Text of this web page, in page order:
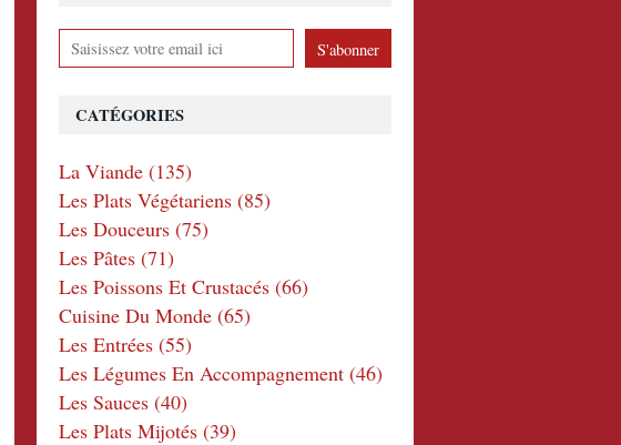
CATÉGORIES
La Viande (135)
Les Plats Végétariens (85)
Les Douceurs (75)
Les Pâtes (71)
Les Poissons Et Crustacés (66)
Cuisine Du Monde (65)
Les Entrées (55)
Les Légumes En Accompagnement (46)
Les Sauces (40)
Les Plats Mijotés (39)